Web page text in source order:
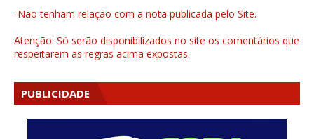
-Não tenham relação com a nota publicada pelo Site.
Atenção: Só serão disponibilizados no site os comentários que
respeitarem as regras acima expostas.
PUBLICIDADE